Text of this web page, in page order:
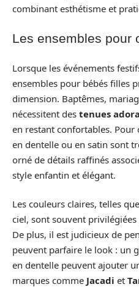
combinant esthétisme et
Les ensembles pour
Lorsque les événements
ensembles pour bébés filles
dimension. Baptêmes,
nécessitent des tenues
en restant confortables. Pour
en dentelle ou en satin sont
orné de détails raffinés
style enfantin et élégant.
Les couleurs claires, telles
ciel, sont souvent
De plus, il est judicieux de
peuvent parfaire le look : un
en dentelle peuvent ajouter
marques comme Jacadi et